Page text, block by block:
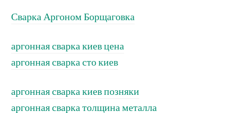
Сварка Аргоном Борщаговка
аргонная сварка киев цена
аргонная сварка сто киев
аргонная сварка киев позняки
аргонная сварка толщина металла